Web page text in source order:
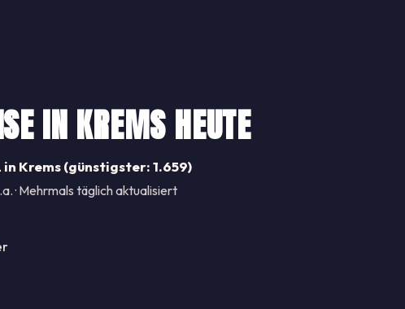
IN KREMS HEUTE
Krems (günstigster: 1.659)
· Mehrmals täglich aktualisiert